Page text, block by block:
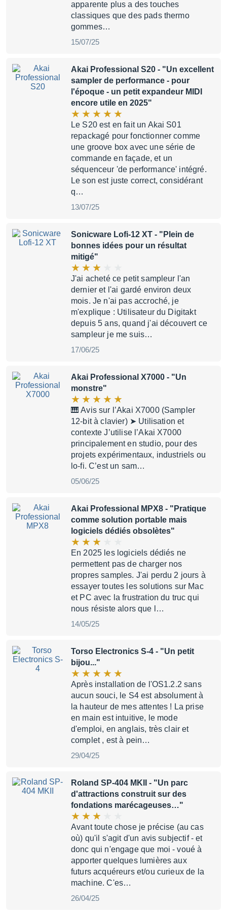
apparente plus a des touches
classiques que des pads thermo
gommes…
15/07/25
Akai Professional S20 - "Un excellent
sampler de performance - pour
l'époque - un petit expandeur MIDI
encore utile en 2025"
Le S20 est en fait un Akai S01
repackagé pour fonctionner comme
une groove box avec une série de
commande en façade, et un
séquenceur 'de performance' intégré.
Le son est juste correct, considérant
q…
13/07/25
Sonicware Lofi-12 XT - "Plein de
bonnes idées pour un résultat
mitigé"
J'ai acheté ce petit sampleur l'an
dernier et l'ai gardé environ deux
mois. Je n'ai pas accroché, je
m'explique : Utilisateur du Digitakt
depuis 5 ans, quand j'ai découvert ce
sampleur je me suis…
17/06/25
Akai Professional X7000 - "Un
monstre"
🎹 Avis sur l’Akai X7000 (Sampler
12-bit à clavier) ➤ Utilisation et
contexte J’utilise l’Akai X7000
principalement en studio, pour des
projets expérimentaux, industriels ou
lo-fi. C’est un sam…
05/06/25
Akai Professional MPX8 - "Pratique
comme solution portable mais
logiciels dédiés obsolètes"
En 2025 les logiciels dédiés ne
permettent pas de charger nos
propres samples. J'ai perdu 2 jours à
essayer toutes les solutions sur Mac
et PC avec la frustration du truc qui
nous résiste alors que l…
14/05/25
Torso Electronics S-4 - "Un petit
bijou..."
Après installation de l'OS1.2.2 sans
aucun souci, le S4 est absolument à
la hauteur de mes attentes ! La prise
en main est intuitive, le mode
d'emploi, en anglais, très clair et
complet , est à pein…
29/04/25
Roland SP-404 MKII
- "Un parc
d'attractions construit sur des
fondations marécageuses…"
Avant toute chose je précise (au cas
où) qu'il s'agit d'un avis subjectif - et
donc qui n'engage que moi - voué à
apporter quelques lumières aux
futurs acquéreurs et/ou curieux de la
machine. C'es…
26/04/25